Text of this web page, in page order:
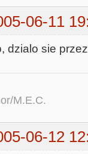
06-11
dzialo sie
M.E.C.
06-12